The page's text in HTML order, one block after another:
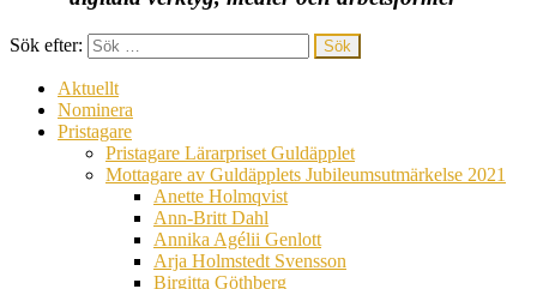
Sök efter:
Aktuellt
Nominera
Pristagare
Pristagare Lärarpriset Guldäpplet
Mottagare av Guldäpplets Jubileumsutmärkelse 2021
Anette Holmqvist
Ann-Britt Dahl
Annika Agélii Genlott
Arja Holmstedt Svensson
Birgitta Göthberg